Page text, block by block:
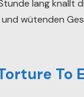
lang knallt
wütenden
To